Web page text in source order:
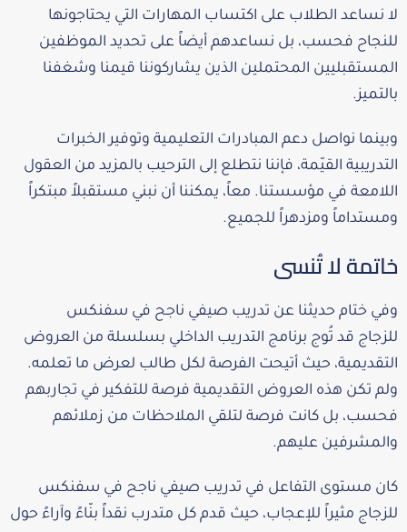
لا نساعد الطلاب على اكتساب المهارات التي يحتاجونها
للنجاح فحسب، بل نساعدهم أيضاً على تحديد الموظفين
المستقبليين المحتملين الذين يشاركوننا قيمنا وشغفنا
بالتميز.
وبينما نواصل دعم المبادرات التعليمية وتوفير الخبرات
التدريبية القيّمة، فإننا نتطلع إلى الترحيب بالمزيد من العقول
اللامعة في مؤسستنا. معاً، يمكننا أن نبني مستقبلاً مبتكراً
ومستداماً ومزدهراً للجميع.
خاتمة لا تُنسى
وفي ختام حديثنا عن تدريب صيفي ناجح في سفنكس
للزجاج قد تُوج برنامج التدريب الداخلي بسلسلة من العروض
التقديمية، حيث أتيحت الفرصة لكل طالب لعرض ما تعلمه.
ولم تكن هذه العروض التقديمية فرصة للتفكير في تجاربهم
فحسب، بل كانت فرصة لتلقي الملاحظات من زملائهم
والمشرفين عليهم.
كان مستوى التفاعل في تدريب صيفي ناجح في سفنكس
للزجاج مثيراً للإعجاب، حيث قدم كل متدرب نقداً بنّاءً وآراءً حول